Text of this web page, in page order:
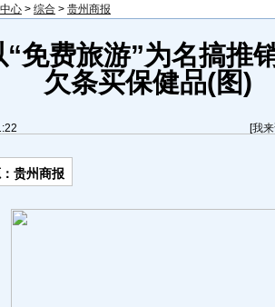
心 > 综合 > 贵州商报
免费旅游”为名搞推
欠条买保健品(图)
[我
贵州商报